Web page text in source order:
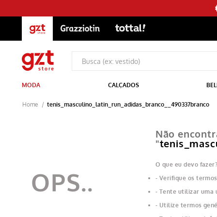
MODA CALÇADOS
tenis_masculino_latin_run_adidas_branco__490337branco
Não
"
O que eu devo fazer?
Verifique os
Tente utilizar uma
Utilize termos